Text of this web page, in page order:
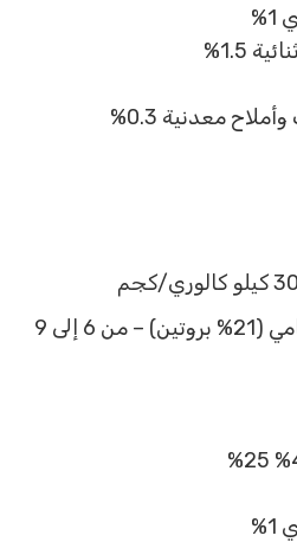
1.5%
معدنية 0.3%
علف بادي نامي (21% بروتين) – من 6 إلى 9